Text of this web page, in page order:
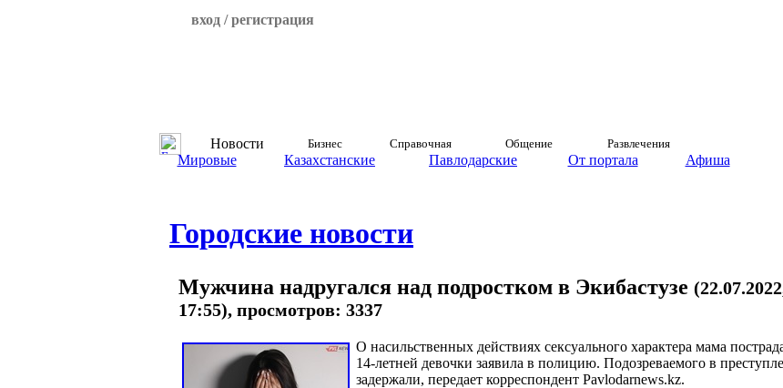
вход / регистрация
Новости Бизнес Справочная Общение Развлечения
Мировые Казахстанские Павлодарские От портала Афиша
Городские новости
Мужчина надругался над подростком в Экибастузе
17:55), просмотров: 3337
О насильственных действиях сексуального характера мама
14-летней девочки заявила в полицию. Подозреваемого в
задержали, передает корреспондент Pavlodarnews.kz.